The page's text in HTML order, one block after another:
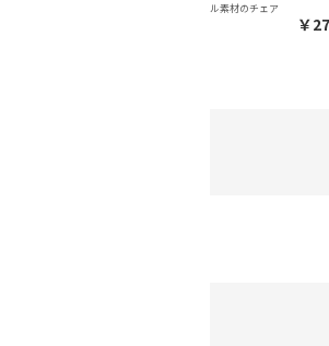
ル素材のチェア
￥